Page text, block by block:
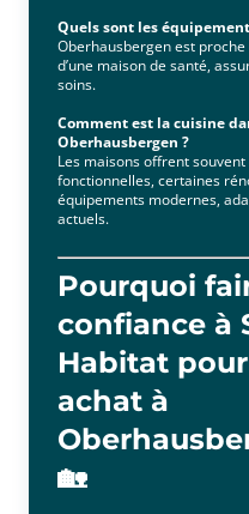
Quels sont les
Oberhausbergen est proche
d’une maison de santé,
soins.
Comment est la cuisine
Oberhausbergen ?
Les maisons offrent
fonctionnelles, certaines
équipements modernes,
actuels.
Pourquoi
confiance à
Habitat
achat à
🏡